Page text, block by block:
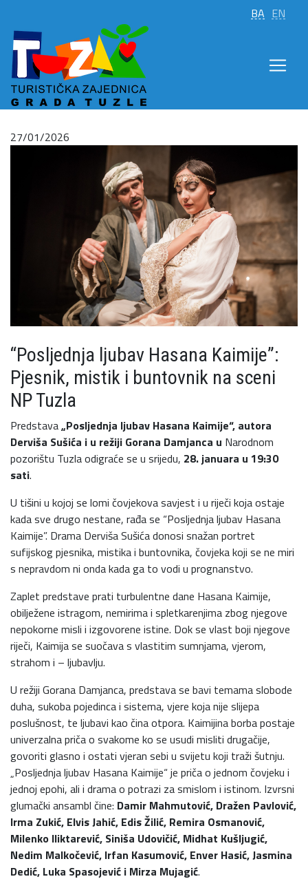
BA EN
27/01/2026
“Posljednja ljubav Hasana Kaimije”:
Pjesnik, mistik i buntovnik na sceni
NP Tuzla
Predstava„Posljednja ljubav Hasana Kaimije“, autora
Derviša Sušića i u režiji Gorana Damjanca u Narodnom
pozorištu Tuzla odigraće se u srijedu, 28. januara u 19:30
sati.
U tišini u kojoj se lomi čovjekova savjest i u riječi koja ostaje
kada sve drugo nestane, rađa se “Posljednja ljubav Hasana
Kaimije”. Drama Derviša Sušića donosi snažan portret
sufijskog pjesnika, mistika i buntovnika, čovjeka koji se ne miri
s nepravdom ni onda kada ga to vodi u prognanstvo.
Zaplet predstave prati turbulentne dane Hasana Kaimije,
obilježene istragom, nemirima i spletkarenjima zbog njegove
nepokorne misli i izgovorene istine. Dok se vlast boji njegove
riječi, Kaimija se suočava s vlastitim sumnjama, vjerom,
strahom i – ljubavlju.
U režiji Gorana Damjanca, predstava se bavi temama slobode
duha, sukoba pojedinca i sistema, vjere koja nije slijepa
poslušnost, te ljubavi kao čina otpora. Kaimijina borba postaje
univerzalna priča o svakome ko se usudi misliti drugačije,
govoriti glasno i ostati vjeran sebi u svijetu koji traži šutnju.
„Posljednja ljubav Hasana Kaimije“ je priča o jednom čovjeku i
jednoj epohi, ali i drama o potrazi za smislom i istinom. Izvrsni
glumački ansambl čine: Damir Mahmutović, Dražen Pavlović,
Irma Zukić, Elvis Jahić, Edis Žilić, Remira Osmanović,
Milenko Iliktarević, Siniša Udovičić, Midhat Kušljugić,
Nedim Malkočević, Irfan Kasumović, Enver Hasić, Jasmina
Dedić, Luka Spasojević i Mirza Mujagić.